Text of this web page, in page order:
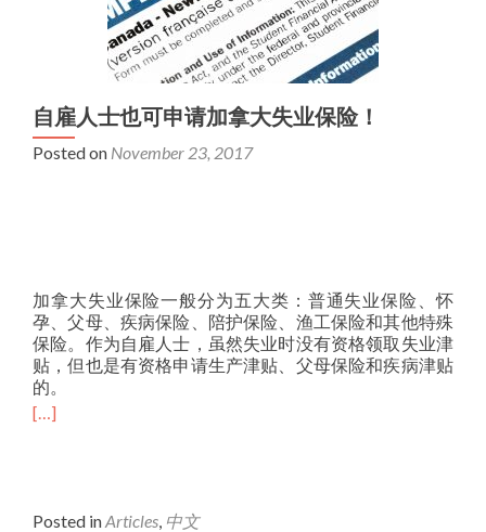
自雇人士也可申请加拿大失业保险！
Posted on November 23, 2017
加拿大失业保险一般分为五大类：普通失业保险、怀
孕、父母、疾病保险、陪护保险、渔工保险和其他特殊
保险。作为自雇人士，虽然失业时没有资格领取失业津
贴，但也是有资格申请生产津贴、父母保险和疾病津贴
的。
[…]
Posted inArticles, 中文